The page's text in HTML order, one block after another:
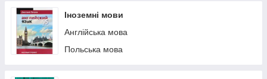
Іноземні мови
Англійська мова
Польська мова